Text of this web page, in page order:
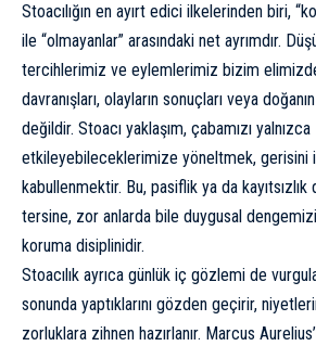
Stoacılığın en ayırt edici ilkelerinden biri,
ile “olmayanlar” arasındaki net ayrımdır.
tercihlerimiz ve eylemlerimiz bizim
davranışları, olayların sonuçları veya
değildir. Stoacı yaklaşım, çabamızı yalnızca
etkileyebileceklerimize yöneltmek, gerisini
kabullenmektir. Bu, pasiflik ya da
tersine, zor anlarda bile duygusal dengemizi
koruma disiplinidir.
Stoacılık ayrıca günlük iç gözlemi de
sonunda yaptıklarını gözden geçirir,
zorluklara zihnen hazırlanır. Marcus